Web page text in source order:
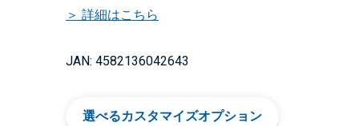
＞ 詳細はこちら
JAN: 4582136042643
選べるカスタマイズオプション